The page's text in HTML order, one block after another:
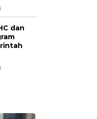
dan